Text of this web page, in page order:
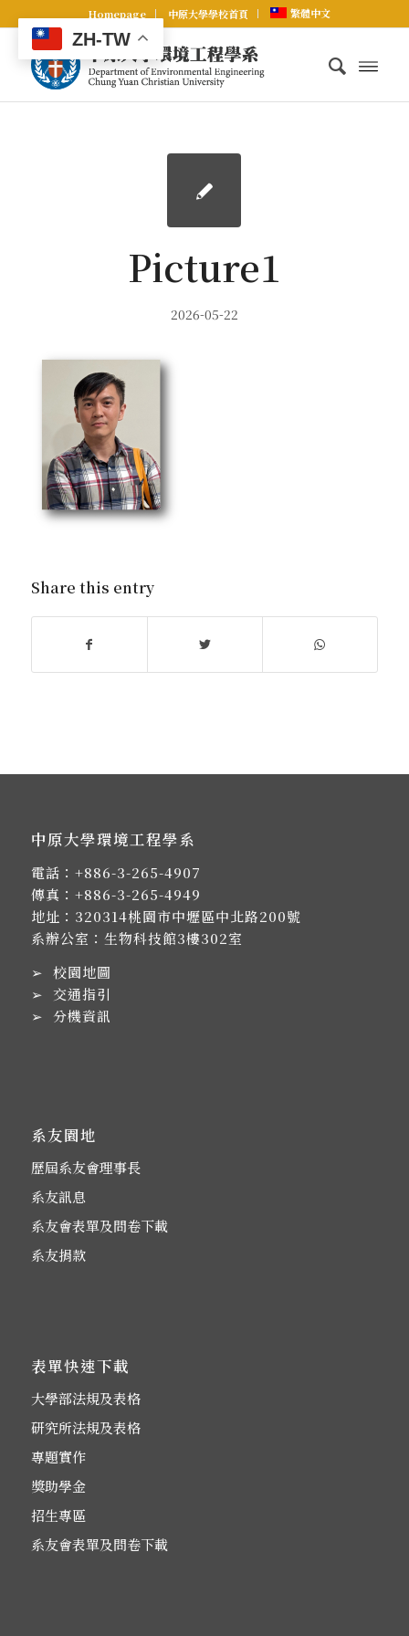
Homepage 中原大學學校首頁 繁體中文
Picture1
2026-05-22
Share this entry
中原大學環境工程學系
電話： +886-3-265-4907
傳真：+886-3-265-4949
地址： 320314桃園市中壢區中北路200號
系辦公室：生物科技館3樓302室
➢ 校園地圖
➢ 交通指引
➢ 分機資訊
系友園地
歷屆系友會理事長
系友訊息
系友會表單及問卷下載
系友捐款
表單快速下載
大學部法規及表格
研究所法規及表格
專題實作
獎助學金
招生專區
系友會表單及問卷下載
ZH-TW